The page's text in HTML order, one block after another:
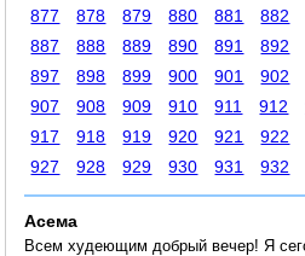
877
878 879 880 881 882
887
888 889 890 891 892
897
898 899 900 901 902
907
908 909 910 911 912
917
918 919 920 921 922
927
928 929 930 931 932
Асема
Всем худеющим добрый вечер! Я